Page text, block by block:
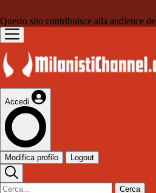
Questo sito contribuisce alla audience de
Accedi
Modifica profilo Logout
Cerca